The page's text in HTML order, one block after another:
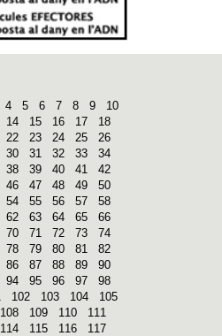
4 5 6 7 8 9
10
14 15 16 17
18
22 23 24 25
26
30 31 32 33
34
38 39 40 41
42
46 47 48 49
50
54 55 56 57
58
62 63 64 65
66
70 71 72 73
74
78 79 80 81
82
86 87 88 89
90
94 95 96 97
98
102 103 104
105
108 109 110
111
114 115 116
117